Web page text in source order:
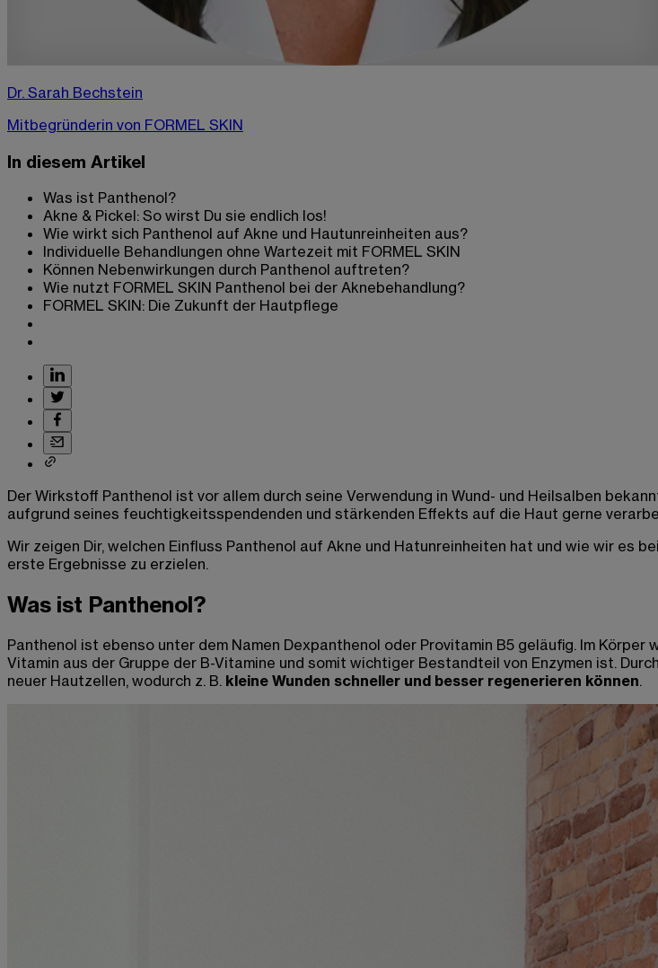
Dr. Sarah Bechstein
Mitbegründerin von FORMEL SKIN
In diesem Artikel
Was ist Panthenol?
Akne & Pickel: So wirst Du sie endlich los!
Wie wirkt sich Panthenol auf Akne und Hautunreinheiten aus?
Individuelle Behandlungen ohne Wartezeit mit FORMEL SKIN
Können Nebenwirkungen durch Panthenol auftreten?
Wie nutzt FORMEL SKIN Panthenol bei der Aknebehandlung?
FORMEL SKIN: Die Zukunft der Hautpflege
Der Wirkstoff Panthenol ist vor allem durch seine Verwendung in Wund- und Heilsalben
aufgrund seines feuchtigkeitsspendenden und stärkenden Effekts auf die Haut gerne
Wir zeigen Dir, welchen Einfluss Panthenol auf Akne und Hatunreinheiten hat und wie wir es
erste Ergebnisse zu erzielen.
Was ist Panthenol?
Panthenol ist ebenso unter dem Namen Dexpanthenol oder Provitamin B5 geläufig. Im
Vitamin aus der Gruppe der B-Vitamine und somit wichtiger Bestandteil von Enzymen ist.
neuer Hautzellen, wodurch z. B. kleine Wunden schneller und besser regenerieren können.